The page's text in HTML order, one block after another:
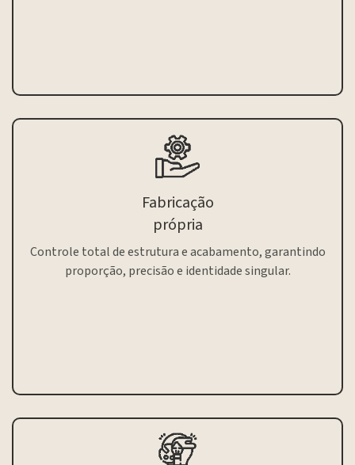
Fabricação
própria
Controle total de estrutura e acabamento, garantindo
proporção, precisão e identidade singular.